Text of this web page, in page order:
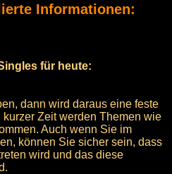
Informationen:
für heute:
dann wird daraus eine feste
Zeit werden Themen wie
Auch wenn Sie im
können Sie sicher sein, dass
wird und das diese